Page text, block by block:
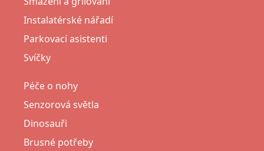
Instalatérské nářadí
Parkovací asistenti
Svíčky
Péče o nohy
Senzorová světla
Dinosauři
Brusné potřeby